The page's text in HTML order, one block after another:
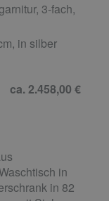
3-fach,
in silber
ca. 2.458,00 €
in
in 82